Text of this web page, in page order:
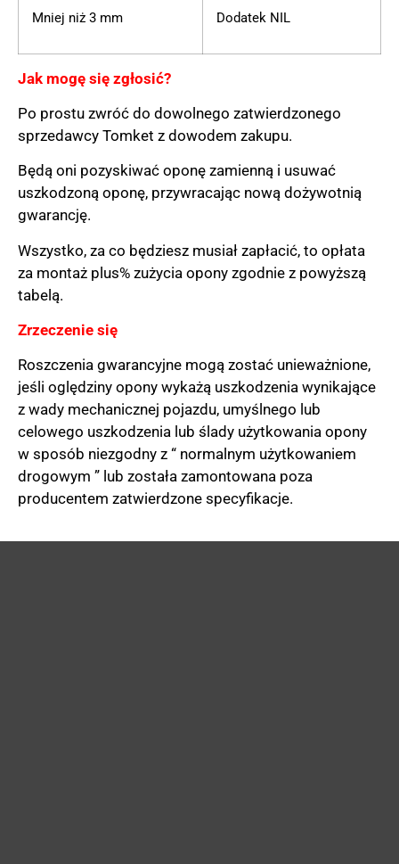
Mniej niż 3 mm Dodatek NIL
Jak mogę się zgłosić?
Po prostu zwróć do dowolnego zatwierdzonego
sprzedawcy Tomket z dowodem zakupu.
Będą oni pozyskiwać oponę zamienną i usuwać
uszkodzoną oponę, przywracając nową dożywotnią
gwarancję.
Wszystko, za co będziesz musiał zapłacić, to opłata
za montaż plus% zużycia opony zgodnie z powyższą
tabelą.
Zrzeczenie się
Roszczenia gwarancyjne mogą zostać unieważnione,
jeśli oględziny opony wykażą uszkodzenia wynikające
z wady mechanicznej pojazdu, umyślnego lub
celowego uszkodzenia lub ślady użytkowania opony
w sposób niezgodny z “ normalnym użytkowaniem
drogowym ” lub została zamontowana poza
producentem zatwierdzone specyfikacje.